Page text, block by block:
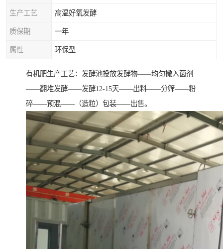
生产工艺 高温好氧发酵
质保期 一年
属性 环保型
有机肥生产工艺：发酵池投放发酵物——均匀撒入菌剂
——翻堆发酵——发酵12-15天——出料——分筛——粉
碎——预混——（造粒）包装——出售。